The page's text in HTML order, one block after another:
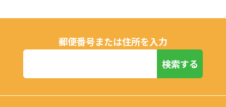
郵便番号または住所を入力
検索する